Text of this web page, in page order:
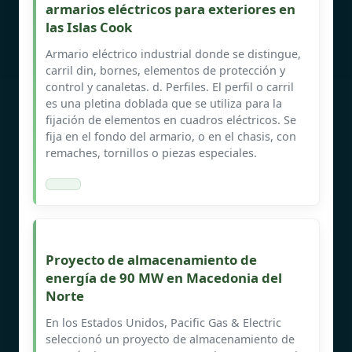
armarios eléctricos para exteriores en
las Islas Cook
Armario eléctrico industrial donde se distingue,
carril din, bornes, elementos de protección y
control y canaletas. d. Perfiles. El perfil o carril
es una pletina doblada que se utiliza para la
fijación de elementos en cuadros eléctricos. Se
fija en el fondo del armario, o en el chasis, con
remaches, tornillos o piezas especiales.
Proyecto de almacenamiento de
energía de 90 MW en Macedonia del
Norte
En los Estados Unidos, Pacific Gas & Electric
seleccionó un proyecto de almacenamiento de